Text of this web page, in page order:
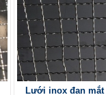
Lưới inox đan mắt